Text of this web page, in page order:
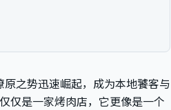
之势迅速崛起，成为本地饕客与
仅是一家烤肉店，它更像是一个